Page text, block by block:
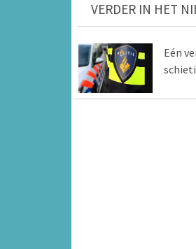
VERDER IN HET
Eén